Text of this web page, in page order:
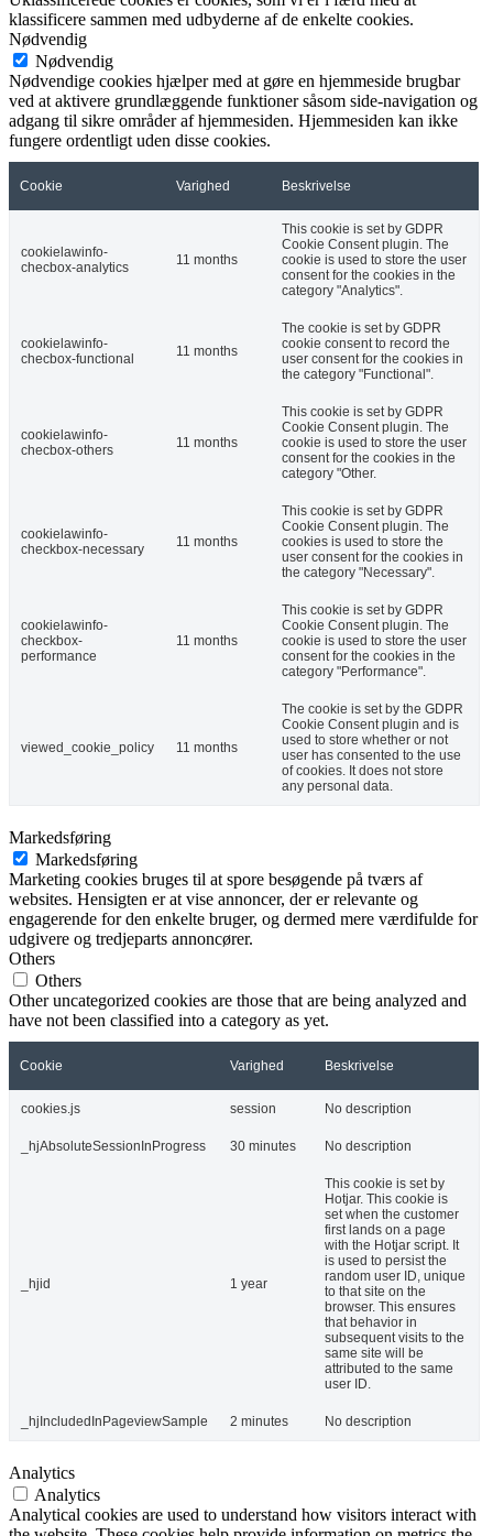
klassificere sammen med udbyderne af de enkelte cookies.
Nødvendig
Nødvendig
Nødvendige cookies hjælper med at gøre en hjemmeside brugbar
ved at aktivere grundlæggende funktioner såsom side-navigation og
adgang til sikre områder af hjemmesiden. Hjemmesiden kan ikke
fungere ordentligt uden disse cookies.
Cookie Varighed Beskrivelse
cookielawinfo-
checbox-analytics
11 months
This cookie is set by GDPR
Cookie Consent plugin. The
cookie is used to store the user
consent for the cookies in the
category "Analytics".
cookielawinfo-
checbox-functional
11 months
The cookie is set by GDPR
cookie consent to record the
user consent for the cookies in
the category "Functional".
cookielawinfo-
checbox-others
11 months
This cookie is set by GDPR
Cookie Consent plugin. The
cookie is used to store the user
consent for the cookies in the
category "Other.
cookielawinfo-
checkbox-necessary
11 months
This cookie is set by GDPR
Cookie Consent plugin. The
cookies is used to store the
user consent for the cookies in
the category "Necessary".
cookielawinfo-
checkbox-
performance
11 months
This cookie is set by GDPR
Cookie Consent plugin. The
cookie is used to store the user
consent for the cookies in the
category "Performance".
viewed_cookie_policy 11 months
The cookie is set by the GDPR
Cookie Consent plugin and is
used to store whether or not
user has consented to the use
of cookies. It does not store
any personal data.
Markedsføring
Markedsføring
Marketing cookies bruges til at spore besøgende på tværs af
websites. Hensigten er at vise annoncer, der er relevante og
engagerende for den enkelte bruger, og dermed mere værdifulde for
udgivere og tredjeparts annoncører.
Others
Others
Other uncategorized cookies are those that are being analyzed and
have not been classified into a category as yet.
Cookie Varighed Beskrivelse
cookies.js session No description
_hjAbsoluteSessionInProgress 30 minutes No description
_hjid 1 year
This cookie is set by
Hotjar. This cookie is
set when the customer
first lands on a page
with the Hotjar script. It
is used to persist the
random user ID, unique
to that site on the
browser. This ensures
that behavior in
subsequent visits to the
same site will be
attributed to the same
user ID.
_hjIncludedInPageviewSample 2 minutes No description
Analytics
Analytics
Analytical cookies are used to understand how visitors interact with